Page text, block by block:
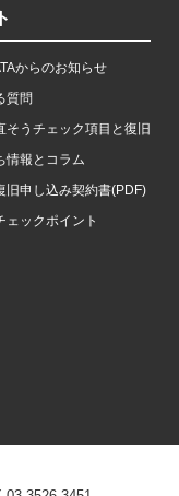
からのお知らせ
質問
そうチェック項目と復旧
情報とコラム
旧申し込み契約書(PDF)
ェックポイント